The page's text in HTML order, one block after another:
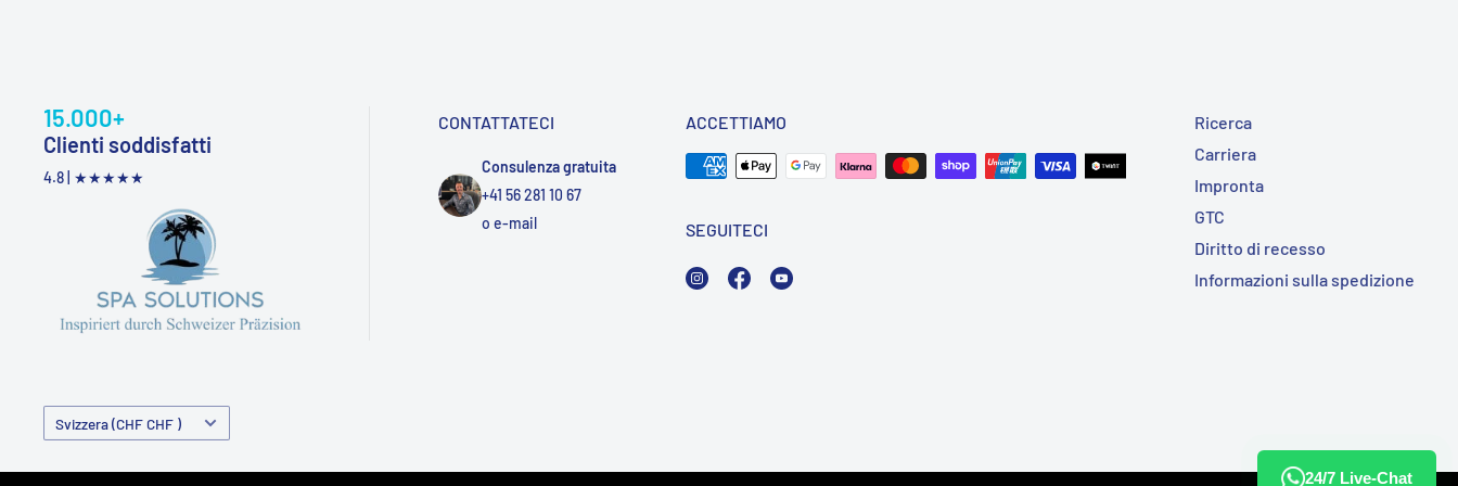
15.000+
Clienti soddisfatti
4.8 | ★★★★★
CONTATTATECI
Consulenza gratuita
+41 56 281 10 67
oe-mail
ACCETTIAMO
SEGUITECI
InstagramFacebook
Ricerca
Carriera
Impronta
GTC
Diritto di recesso
Informazioni sulla spedizione
Paese/RegioneSvizzera (CHF CHF )
24/7 Live-Chat